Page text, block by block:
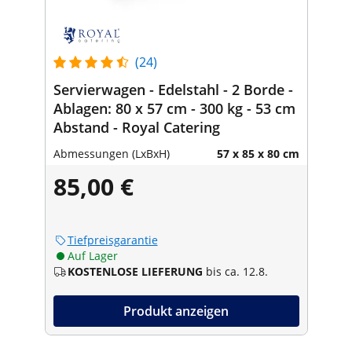
(24)
Servierwagen - Edelstahl - 2 Borde -
Ablagen: 80 x 57 cm - 300 kg - 53 cm
Abstand - Royal Catering
Abmessungen (LxBxH) 57 x 85 x 80 cm
85,00 €
Tiefpreisgarantie
Auf Lager
KOSTENLOSE LIEFERUNG bis ca. 12.8.
Produkt anzeigen